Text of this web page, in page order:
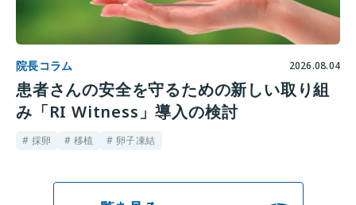
院長コラム 2026.08.04
患者さんの安全を守るための新しい取り組
み「RI Witness」導入の検討
# 採卵 # 移植 # 卵子凍結